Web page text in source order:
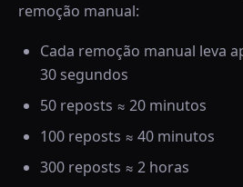
remoção manual:
Cada remoção manual leva
30 segundos
50 reposts ≈ 20 minutos
100 reposts ≈ 40 minutos
300 reposts ≈ 2 horas